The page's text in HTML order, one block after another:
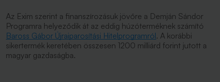
Az Exim szerint a finanszírozásuk jövőre a Demján Sándor
Programra helyeződik át az eddig húzóterméknek számító
Baross Gábor Újraiparosítási Hitelprogramról. A korábbi
sikertermék keretében összesen 1200 milliárd forint jutott a
magyar gazdaságba.